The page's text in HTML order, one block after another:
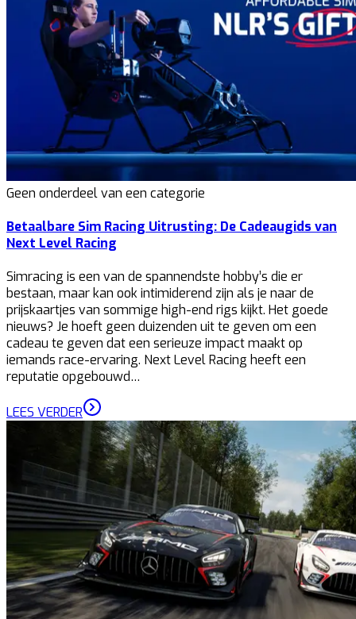
Geen onderdeel van een categorie
Betaalbare Sim Racing Uitrusting: De Cadeaugids van
Next Level Racing
Simracing is een van de spannendste hobby’s die er
bestaan, maar kan ook intimiderend zijn als je naar de
prijskaartjes van sommige high-end rigs kijkt. Het goede
nieuws? Je hoeft geen duizenden uit te geven om een
cadeau te geven dat een serieuze impact maakt op
iemands race-ervaring. Next Level Racing heeft een
reputatie opgebouwd…
LEES VERDER